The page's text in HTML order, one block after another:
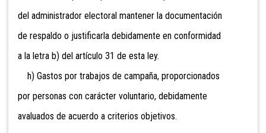
del administrador electoral mantener la documentación
de respaldo o justificarla debidamente en conformidad
a la letra b) del artículo 31 de esta ley.
h) Gastos por trabajos de campaña, proporcionados
por personas con carácter voluntario, debidamente
avaluados de acuerdo a criterios objetivos.